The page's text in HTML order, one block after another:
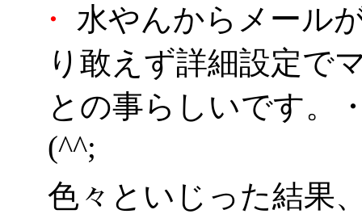
・
水やんからメール
り敢えず詳細設定で
との事らしいです。
(^^;
色々といじった結果